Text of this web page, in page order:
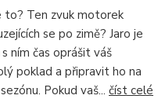
to? Ten zvuk motorek
se po zimě? Jaro je
ním čas oprášit váš
poklad a připravit ho na
Pokud vaš... číst celé